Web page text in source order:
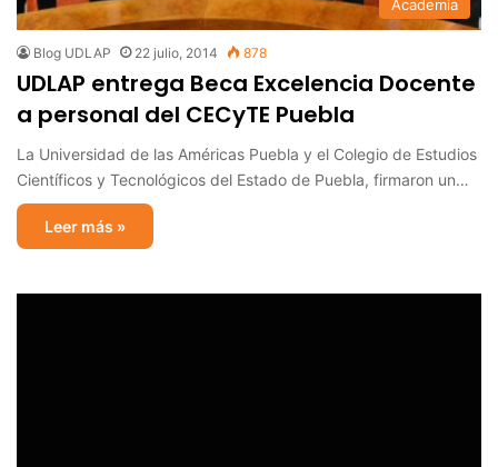
Academia
Blog UDLAP 22 julio, 2014 878
UDLAP entrega Beca Excelencia Docente
a personal del CECyTE Puebla
La Universidad de las Américas Puebla y el Colegio de Estudios
Científicos y Tecnológicos del Estado de Puebla, firmaron un…
Leer más »